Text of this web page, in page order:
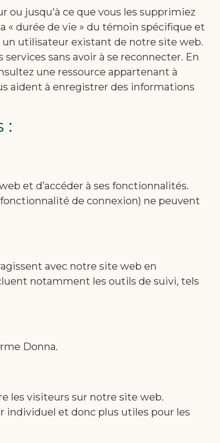
ou jusqu'à ce que vous les supprimiez
« durée de vie » du témoin spécifique et
utilisateur existant de notre site web.
sans avoir à se reconnecter. En
une ressource appartenant à
aident à enregistrer des informations
:
et d’accéder à ses fonctionnalités.
fonctionnalité de connexion) ne peuvent
avec notre site web en
notamment les outils de suivi, tels
Donna.
les visiteurs sur notre site web.
individuel et donc plus utiles pour les